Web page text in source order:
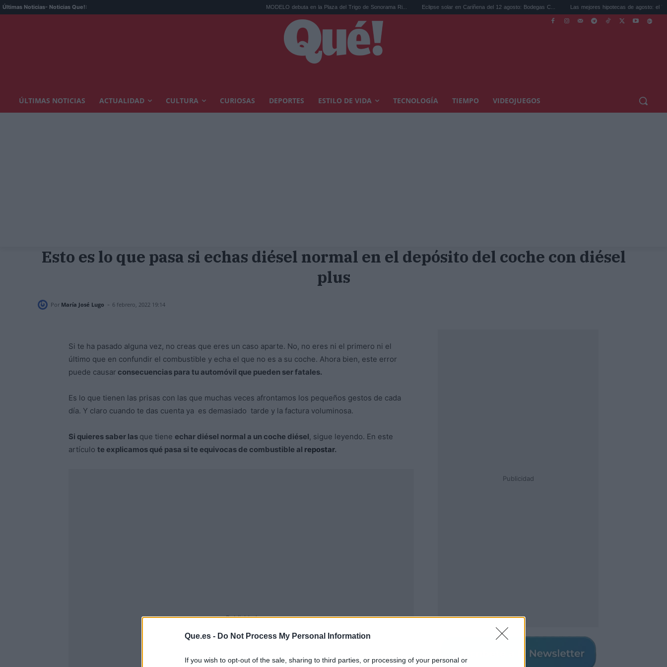
Que.es - Do Not Process My Personal Information
If you wish to opt-out of the sale, sharing to third parties, or processing of your personal or
Últimas Noticias- Noticias Que!: MODELO debuta en la Plaza del Trigo de Sonorama Ri... Eclipse solar en Cariñena del 12 agosto: Bodegas C... Las mejores hipotecas de agosto: el TAE más
ÚLTIMAS NOTICIAS ACTUALIDAD CULTURA CURIOSAS DEPORTES ESTILO DE VIDA TECNOLOGÍA TIEMPO VIDEOJUEGOS
Esto es lo que pasa si echas diésel normal en el depósito del coche con diésel
plus
Por María José Lugo - 6 febrero, 2022 19:14
Si te ha pasado alguna vez, no creas que eres un caso aparte. No, no eres ni el primero ni el
último que en confundir el combustible y echa el que no es a su coche. Ahora bien, este error
puede causar consecuencias para tu automóvil que pueden ser fatales.
Es lo que tienen las prisas con las que muchas veces afrontamos los pequeños gestos de cada
día. Y claro cuando te das cuenta ya es demasiado tarde y la factura voluminosa.
Si quieres saber las que tiene echar diésel normal a un coche diésel, sigue leyendo. En este
artículo te explicamos qué pasa si te equivocas de combustible al repostar.
Publicidad
Publicidad